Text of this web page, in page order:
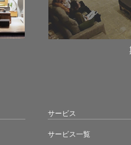
サービス
サービス一覧